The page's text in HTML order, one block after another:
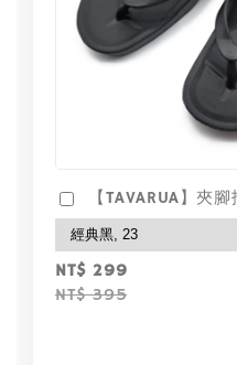
【TAVARUA】夾
NT$ 299
NT$ 395